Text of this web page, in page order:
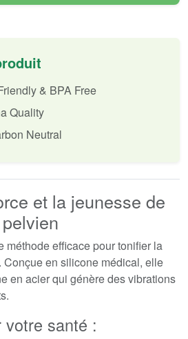
& BPA Free
Quality
Neutral
et la jeunesse de
méthode efficace pour tonifier la
en silicone médical, elle
en acier qui génère des vibrations
santé :